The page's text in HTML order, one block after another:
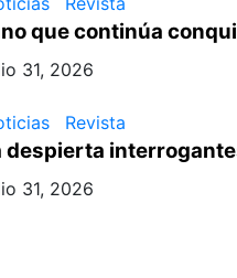
que continúa
31, 2026
Revista
despierta
31, 2026